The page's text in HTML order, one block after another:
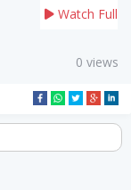
Watch Full
0 views